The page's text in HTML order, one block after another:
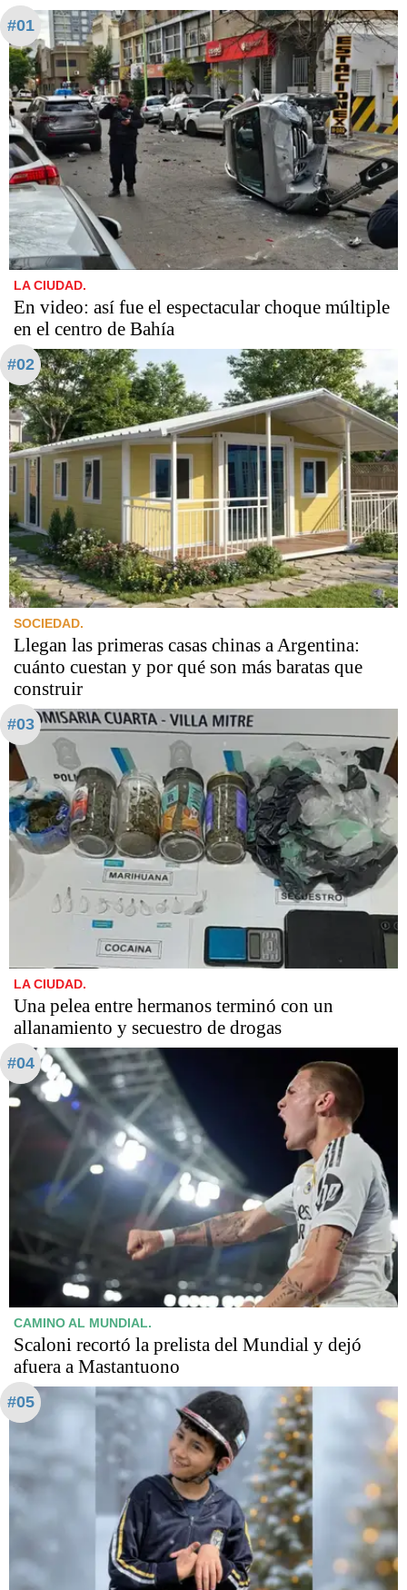
#01
LA CIUDAD.
En video: así fue el espectacular choque múltiple
en el centro de Bahía
#02
SOCIEDAD.
Llegan las primeras casas chinas a Argentina:
cuánto cuestan y por qué son más baratas que
construir
#03
LA CIUDAD.
Una pelea entre hermanos terminó con un
allanamiento y secuestro de drogas
#04
CAMINO AL MUNDIAL.
Scaloni recortó la prelista del Mundial y dejó
afuera a Mastantuono
#05